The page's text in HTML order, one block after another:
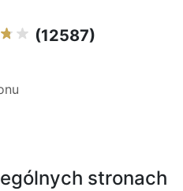
(12587)
stronach